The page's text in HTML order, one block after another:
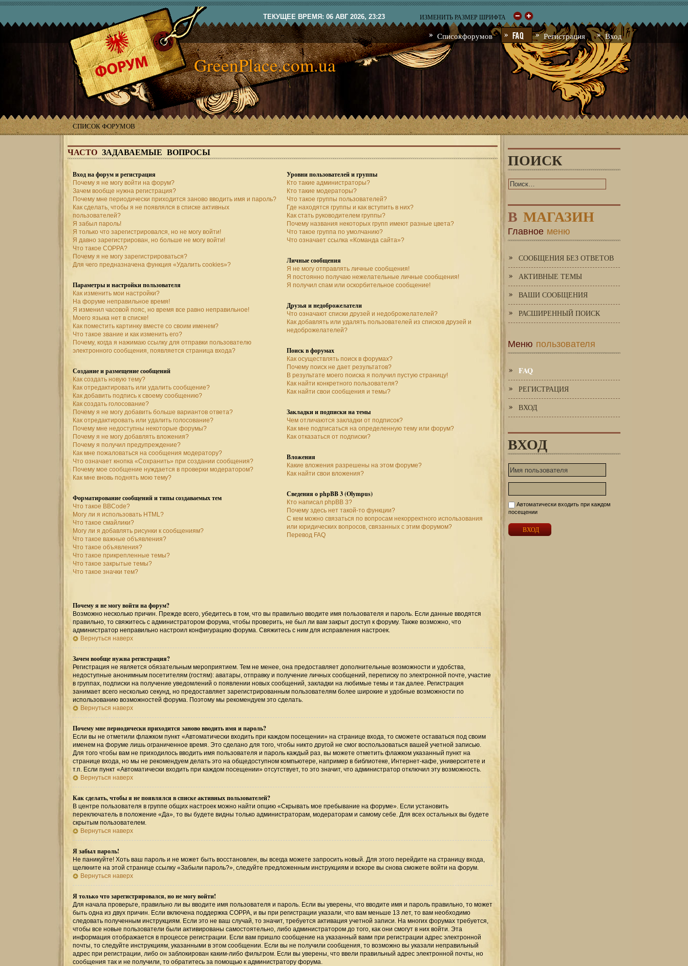
ТЕКУЩЕЕ ВРЕМЯ: 06 АВГ 2026, 23:23 ИЗМЕНИТЬ РАЗМЕР ШРИФТА
Список форумов FAQ Регистрация Вход
GreenPlace.com.ua
СПИСОК ФОРУМОВ
ЧАСТО ЗАДАВАЕМЫЕ ВОПРОСЫ
Вход на форум и регистрация
Почему я не могу войти на форум?
Зачем вообще нужна регистрация?
Почему мне периодически приходится заново вводить имя и пароль?
Как сделать, чтобы я не появлялся в списке активных
пользователей?
Я забыл пароль!
Я только что зарегистрировался, но не могу войти!
Я давно зарегистрирован, но больше не могу войти!
Что такое COPPA?
Почему я не могу зарегистрироваться?
Для чего предназначена функция «Удалить cookies»?
Параметры и настройки пользователя
Как изменить мои настройки?
На форуме неправильное время!
Я изменил часовой пояс, но время все равно неправильное!
Моего языка нет в списке!
Как поместить картинку вместе со своим именем?
Что такое звание и как изменить его?
Почему, когда я нажимаю ссылку для отправки пользователю
электронного сообщения, появляется страница входа?
Создание и размещение сообщений
Как создать новую тему?
Как отредактировать или удалить сообщение?
Как добавить подпись к своему сообщению?
Как создать голосование?
Почему я не могу добавить больше вариантов ответа?
Как отредактировать или удалить голосование?
Почему мне недоступны некоторые форумы?
Почему я не могу добавлять вложения?
Почему я получил предупреждение?
Как мне пожаловаться на сообщения модератору?
Что означает кнопка «Сохранить» при создании сообщения?
Почему мое сообщение нуждается в проверки модератором?
Как мне вновь поднять мою тему?
Форматирование сообщений и типы создаваемых тем
Что такое BBCode?
Могу ли я использовать HTML?
Что такое смайлики?
Могу ли я добавлять рисунки к сообщениям?
Что такое важные объявления?
Что такое объявления?
Что такое прикрепленные темы?
Что такое закрытые темы?
Что такое значки тем?
Уровни пользователей и группы
Кто такие администраторы?
Кто такие модераторы?
Что такое группы пользователей?
Где находятся группы и как вступить в них?
Как стать руководителем группы?
Почему названия некоторых групп имеют разные цвета?
Что такое группа по умолчанию?
Что означает ссылка «Команда сайта»?
Личные сообщения
Я не могу отправлять личные сообщения!
Я постоянно получаю нежелательные личные сообщения!
Я получил спам или оскорбительное сообщение!
Друзья и недоброжелатели
Что означают списки друзей и недоброжелателей?
Как добавлять или удалять пользователей из списков друзей и
недоброжелателей?
Поиск в форумах
Как осуществлять поиск в форумах?
Почему поиск не дает результатов?
В результате моего поиска я получил пустую страницу!
Как найти конкретного пользователя?
Как найти свои сообщения и темы?
Закладки и подписки на темы
Чем отличаются закладки от подписок?
Как мне подписаться на определенную тему или форум?
Как отказаться от подписки?
Вложения
Какие вложения разрешены на этом форуме?
Как найти свои вложения?
Сведения о phpBB 3 (Olympus)
Кто написал phpBB 3?
Почему здесь нет такой-то функции?
С кем можно связаться по вопросам некорректного использования
или юридических вопросов, связанных с этим форумом?
Перевод FAQ
Почему я не могу войти на форум?
Возможно несколько причин. Прежде всего, убедитесь в том, что вы правильно вводите имя пользователя и пароль. Если данные вводятся
правильно, то свяжитесь с администратором форума, чтобы проверить, не был ли вам закрыт доступ к форуму. Также возможно, что
администратор неправильно настроил конфигурацию форума. Свяжитесь с ним для исправления настроек.
Вернуться наверх
Зачем вообще нужна регистрация?
Регистрация не является обязательным мероприятием. Тем не менее, она предоставляет дополнительные возможности и удобства,
недоступные анонимным посетителям (гостям): аватары, отправку и получение личных сообщений, переписку по электронной почте, участие
в группах, подписки на получение уведомлений о появлении новых сообщений, закладки на любимые темы и так далее. Регистрация
занимает всего несколько секунд, но предоставляет зарегистрированным пользователям более широкие и удобные возможности по
использованию возможностей форума. Поэтому мы рекомендуем это сделать.
Вернуться наверх
Почему мне периодически приходится заново вводить имя и пароль?
Если вы не отметили флажком пункт «Автоматически входить при каждом посещении» на странице входа, то сможете оставаться под своим
именем на форуме лишь ограниченное время. Это сделано для того, чтобы никто другой не смог воспользоваться вашей учетной записью.
Для того чтобы вам не приходилось вводить имя пользователя и пароль каждый раз, вы можете отметить флажком указанный пункт на
странице входа, но мы не рекомендуем делать это на общедоступном компьютере, например в библиотеке, Интернет-кафе, университете и
т.п. Если пункт «Автоматически входить при каждом посещении» отсутствует, то это значит, что администратор отключил эту возможность.
Вернуться наверх
Как сделать, чтобы я не появлялся в списке активных пользователей?
В центре пользователя в группе общих настроек можно найти опцию «Скрывать мое пребывание на форуме». Если установить
переключатель в положение «Да», то вы будете видны только администраторам, модераторам и самому себе. Для всех остальных вы будете
скрытым пользователем.
Вернуться наверх
Я забыл пароль!
Не паникуйте! Хоть ваш пароль и не может быть восстановлен, вы всегда можете запросить новый. Для этого перейдите на страницу входа,
щелкните на этой странице ссылку «Забыли пароль?», следуйте предложенным инструкциям и вскоре вы снова сможете войти на форум.
Вернуться наверх
Я только что зарегистрировался, но не могу войти!
Для начала проверьте, правильно ли вы вводите имя пользователя и пароль. Если вы уверены, что вводите имя и пароль правильно, то может
быть одна из двух причин. Если включена поддержка COPPA, и вы при регистрации указали, что вам меньше 13 лет, то вам необходимо
следовать полученным инструкциям. Если это не ваш случай, то значит, требуется активация учетной записи. На многих форумах требуется,
чтобы все новые пользователи были активированы самостоятельно, либо администратором до того, как они смогут в них войти. Эта
информация отображается в процессе регистрации. Если вам пришло сообщение на указанный вами при регистрации адрес электронной
почты, то следуйте инструкциям, указанными в этом сообщении. Если вы не получили сообщения, то возможно вы указали неправильный
адрес при регистрации, либо он заблокирован каким-либо фильтром. Если вы уверены, что ввели правильный адрес электронной почты, но
сообщения так и не получили, то обратитесь за помощью к администратору форума.
ПОИСК
В МАГАЗИН
Главное меню
СООБЩЕНИЯ БЕЗ ОТВЕТОВ
АКТИВНЫЕ ТЕМЫ
ВАШИ СООБЩЕНИЯ
РАСШИРЕННЫЙ ПОИСК
Меню пользователя
FAQ
РЕГИСТРАЦИЯ
ВХОД
ВХОД
Автоматически входить при каждом
посещении